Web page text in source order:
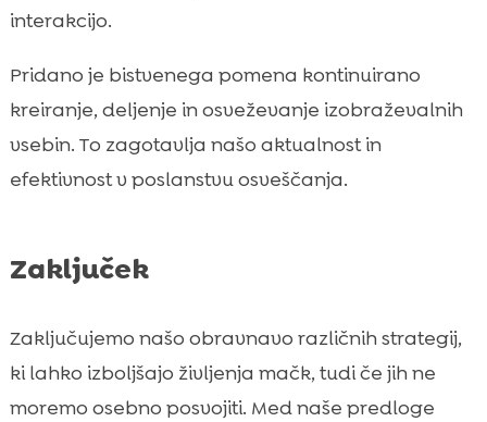
interakcijo.
Pridano je bistvenega pomena kontinuirano
kreiranje, deljenje in osveževanje izobraževalnih
vsebin. To zagotavlja našo aktualnost in
efektivnost v poslanstvu osveščanja.
Zaključek
Zaključujemo našo obravnavo različnih strategij,
ki lahko izboljšajo življenja mačk, tudi če jih ne
moremo osebno posvojiti. Med naše predloge